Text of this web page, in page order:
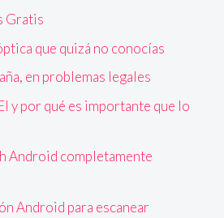
Gratis
que quizá no conocías
en problemas legales
y por qué es importante que lo
Android completamente
Android para escanear